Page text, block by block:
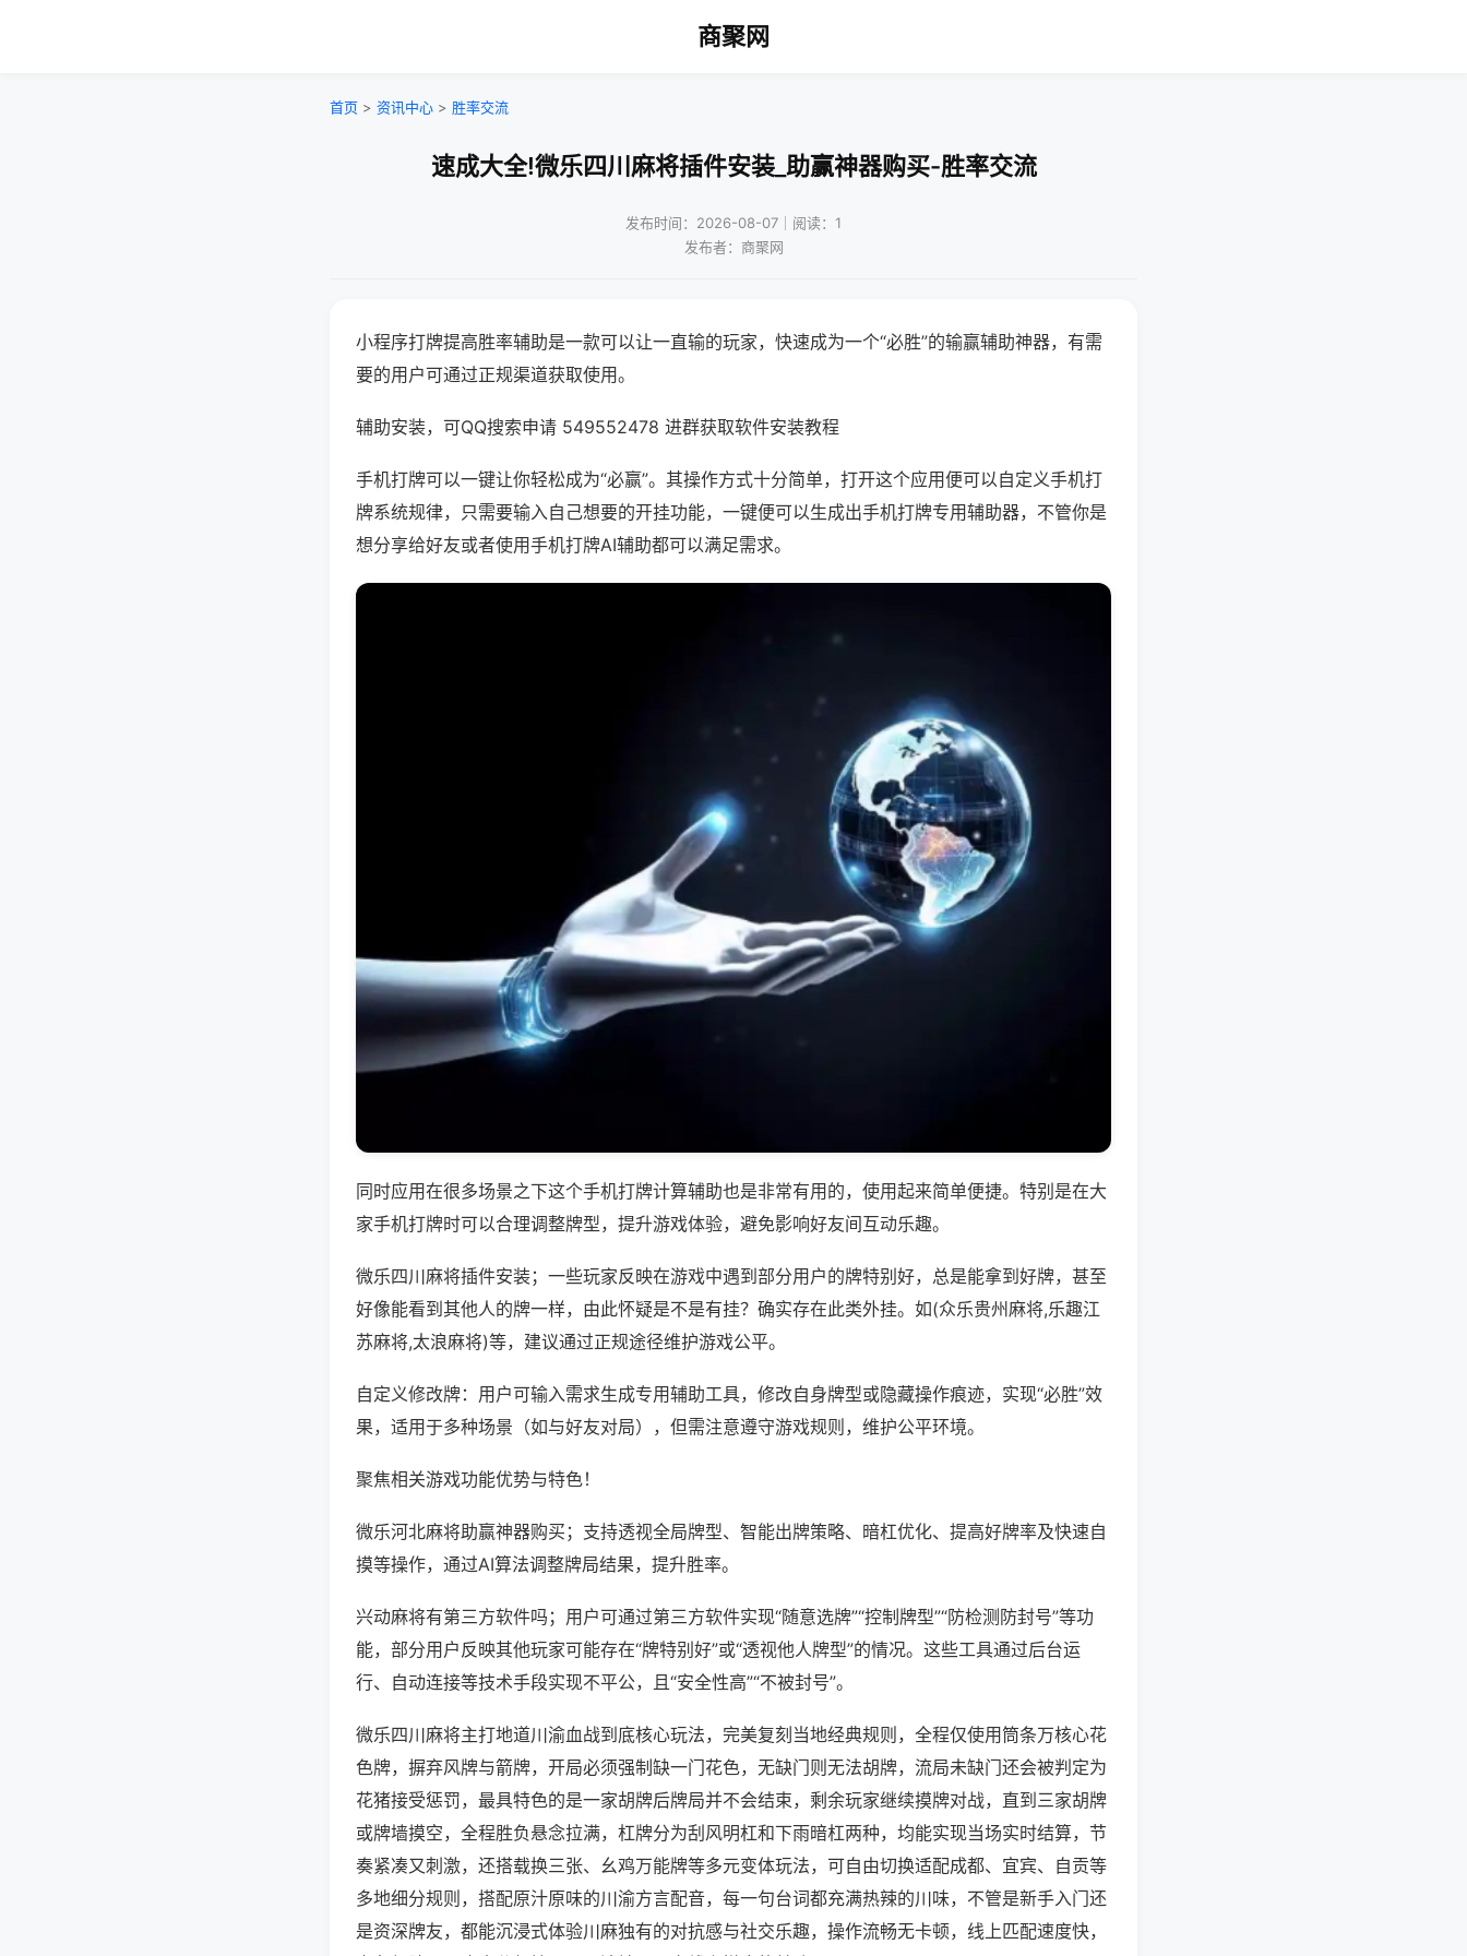
商聚网
首页 > 资讯中心 > 胜率交流
速成大全!微乐四川麻将插件安装_助赢神器购买-胜率交流
发布时间：2026-08-07｜阅读：1
发布者：商聚网
小程序打牌提高胜率辅助是一款可以让一直输的玩家，快速成为一个“必胜”的输赢辅助神器，有需
要的用户可通过正规渠道获取使用。
辅助安装，可QQ搜索申请 549552478 进群获取软件安装教程
手机打牌可以一键让你轻松成为“必赢”。其操作方式十分简单，打开这个应用便可以自定义手机打
牌系统规律，只需要输入自己想要的开挂功能，一键便可以生成出手机打牌专用辅助器，不管你是
想分享给好友或者使用手机打牌AI辅助都可以满足需求。
同时应用在很多场景之下这个手机打牌计算辅助也是非常有用的，使用起来简单便捷。特别是在大
家手机打牌时可以合理调整牌型，提升游戏体验，避免影响好友间互动乐趣。
微乐四川麻将插件安装；一些玩家反映在游戏中遇到部分用户的牌特别好，总是能拿到好牌，甚至
好像能看到其他人的牌一样，由此怀疑是不是有挂？确实存在此类外挂。如(众乐贵州麻将,乐趣江
苏麻将,太浪麻将)等，建议通过正规途径维护游戏公平。
自定义修改牌：用户可输入需求生成专用辅助工具，修改自身牌型或隐藏操作痕迹，实现“必胜”效
果，适用于多种场景（如与好友对局），但需注意遵守游戏规则，维护公平环境。
聚焦相关游戏功能优势与特色！
微乐河北麻将助赢神器购买；支持透视全局牌型、智能出牌策略、暗杠优化、提高好牌率及快速自
摸等操作，通过AI算法调整牌局结果，提升胜率。
兴动麻将有第三方软件吗；用户可通过第三方软件实现“随意选牌”“控制牌型”“防检测防封号”等功
能，部分用户反映其他玩家可能存在“牌特别好”或“透视他人牌型”的情况。这些工具通过后台运
行、自动连接等技术手段实现不平公，且“安全性高”“不被封号”。
微乐四川麻将主打地道川渝血战到底核心玩法，完美复刻当地经典规则，全程仅使用筒条万核心花
色牌，摒弃风牌与箭牌，开局必须强制缺一门花色，无缺门则无法胡牌，流局未缺门还会被判定为
花猪接受惩罚，最具特色的是一家胡牌后牌局并不会结束，剩余玩家继续摸牌对战，直到三家胡牌
或牌墙摸空，全程胜负悬念拉满，杠牌分为刮风明杠和下雨暗杠两种，均能实现当场实时结算，节
奏紧凑又刺激，还搭载换三张、幺鸡万能牌等多元变体玩法，可自由切换适配成都、宜宾、自贡等
多地细分规则，搭配原汁原味的川渝方言配音，每一句台词都充满热辣的川味，不管是新手入门还
是资深牌友，都能沉浸式体验川麻独有的对抗感与社交乐趣，操作流畅无卡顿，线上匹配速度快，